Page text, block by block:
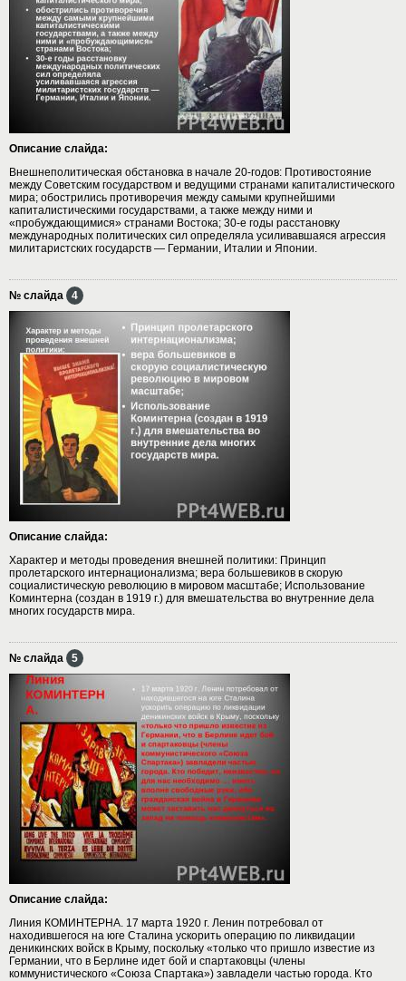
Описание слайда:
Внешнеполитическая обстановка в начале 20-годов: Противостояние
между Советским государством и ведущими странами капиталистического
мира; обострились противоречия между самыми крупнейшими
капиталистическими государствами, а также между ними и
«пробуждающимися» странами Востока; 30-е годы расстановку
международных политических сил определяла усиливавшаяся агрессия
милитаристских государств — Германии, Италии и Японии.
№ слайда 4
Описание слайда:
Характер и методы проведения внешней политики: Принцип
пролетарского интернационализма; вера большевиков в скорую
социалистическую революцию в мировом масштабе; Использование
Коминтерна (создан в 1919 г.) для вмешательства во внутренние дела
многих государств мира.
№ слайда 5
Описание слайда:
Линия КОМИНТЕРНА. 17 марта 1920 г. Ленин потребовал от
находившегося на юге Сталина ускорить операцию по ликвидации
деникинских войск в Крыму, поскольку «только что пришло известие из
Германии, что в Берлине идет бой и спартаковцы (члены
коммунистического «Союза Спартака») завладели частью города. Кто